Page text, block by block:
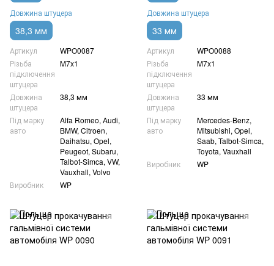
Довжина штуцера
38,3 мм
Артикул
WPO0087
Різьба
підключення
штуцера
M7x1
Довжина
штуцера
38,3 мм
Під марку
авто
Alfa Romeo, Audi,
BMW, Citroen,
Daihatsu, Opel,
Peugeot, Subaru,
Talbot-Simca, VW,
Vauxhall, Volvo
Виробник
WP
Довжина штуцера
33 мм
Артикул
WPO0088
Різьба
підключення
штуцера
M7x1
Довжина
штуцера
33 мм
Під марку
авто
Mercedes-Benz,
Mitsubishi, Opel,
Saab, Talbot-Simca,
Toyota, Vauxhall
Виробник
WP